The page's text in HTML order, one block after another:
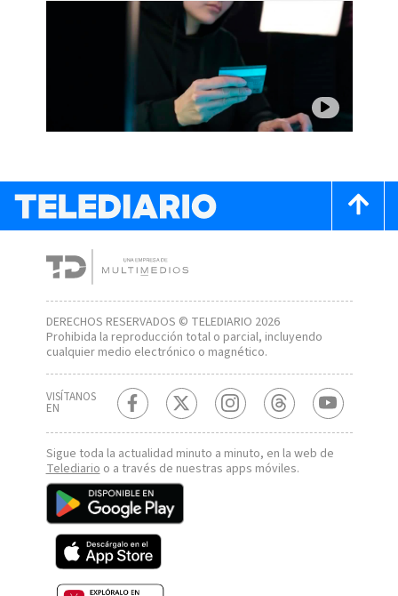
DERECHOS RESERVADOS © TELEDIARIO 2026
Prohibida la reproducción total o parcial, incluyendo
cualquier medio electrónico o magnético.
VISÍTANOS
EN
Sigue toda la actualidad minuto a minuto, en la web de
Telediario o a través de nuestras apps móviles.